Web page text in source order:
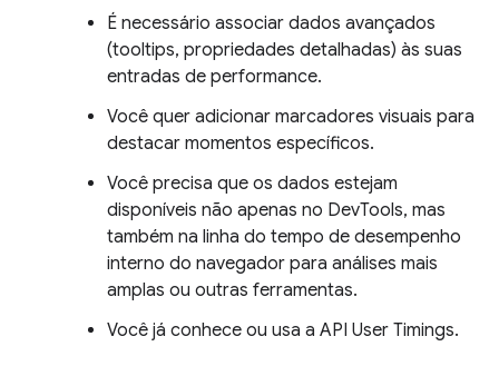
É necessário associar dados avançados
(tooltips, propriedades detalhadas) às suas
entradas de performance.
Você quer adicionar marcadores visuais para
destacar momentos específicos.
Você precisa que os dados estejam
disponíveis não apenas no DevTools, mas
também na linha do tempo de desempenho
interno do navegador para análises mais
amplas ou outras ferramentas.
Você já conhece ou usa a API User Timings.